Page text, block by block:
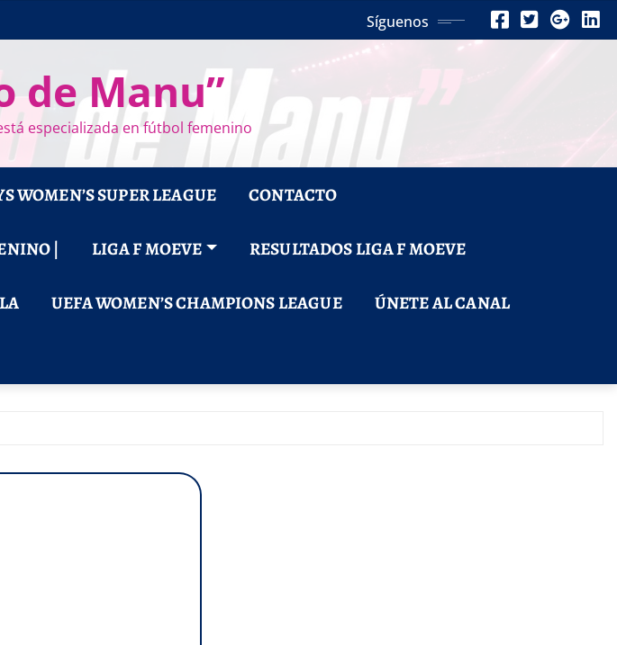
Síguenos
de Manu”
especializada en fútbol femenino
WOMEN’S SUPER LEAGUE CONTACTO
| LIGA F MOEVE RESULTADOS LIGA F MOEVE
UEFA WOMEN’S CHAMPIONS LEAGUE ÚNETE AL CANAL